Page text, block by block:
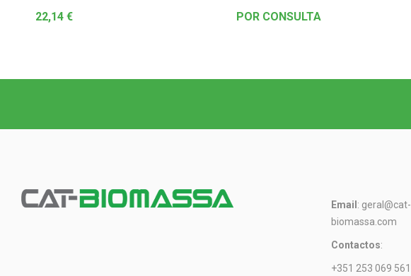
22,14 €
POR CONSULTA
Email : geral@cat-
biomassa.com
Contactos:
+351 253 069 561